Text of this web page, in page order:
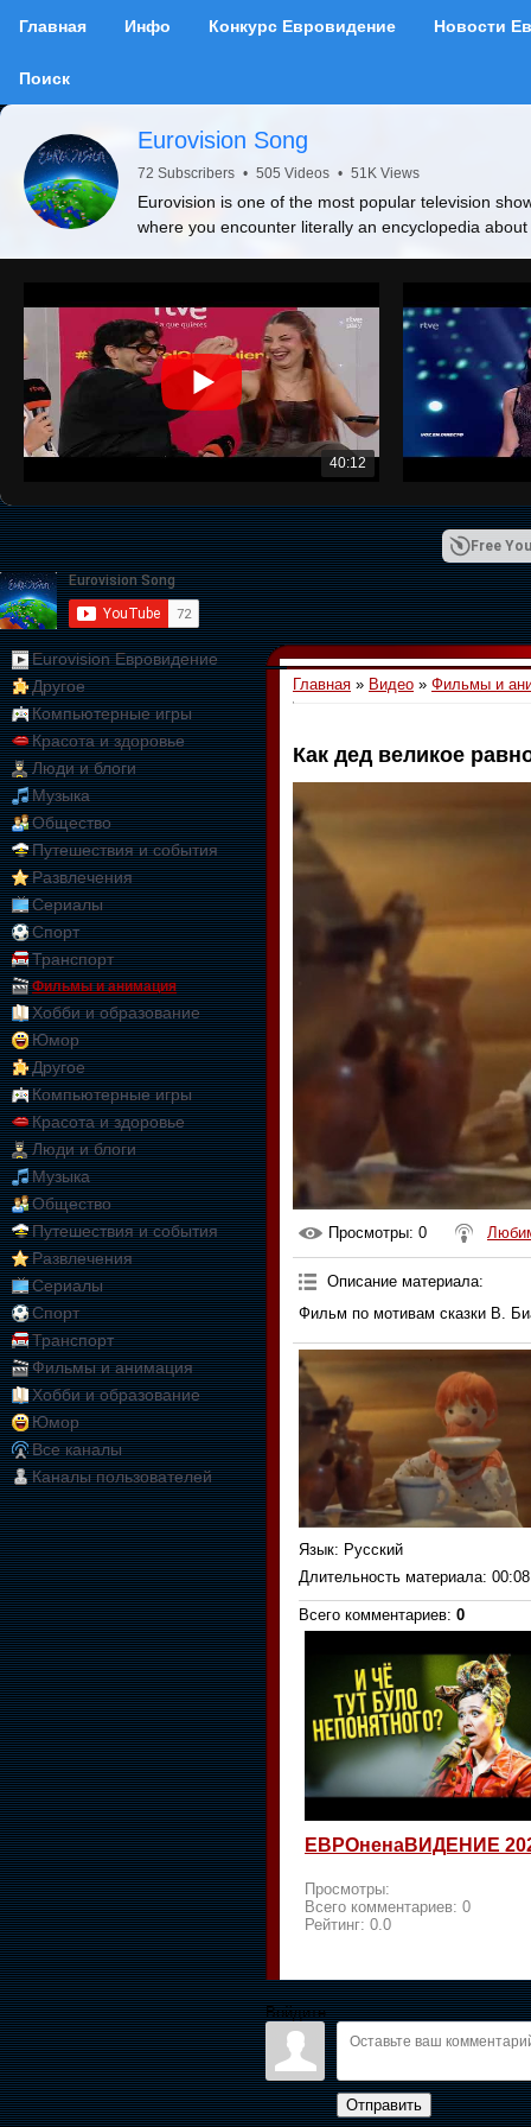
Главная Инфо Конкурс Евровидение Новости
Поиск
Eurovision Song
72 Subscribers • 505 Videos • 51K Views
Eurovision is one of the most popular television
where you encounter literally an encyclopedia
40:12
Free
Eurovision Евровидение
Другое
Компьютерные игры
Красота и здоровье
Люди и блоги
Музыка
Общество
Путешествия и события
Развлечения
Сериалы
Спорт
Транспорт
Фильмы и анимация
Хобби и образование
Юмор
Другое
Компьютерные игры
Красота и здоровье
Люди и блоги
Музыка
Общество
Путешествия и события
Развлечения
Сериалы
Спорт
Транспорт
Фильмы и анимация
Хобби и образование
Юмор
Все каналы
Каналы пользователей
Главная » Видео » Фильмы и
Как дед великое
Просмотры: 0
Описание материала:
Фильм по мотивам сказки В.
Язык: Русский
Длительность материала:
Всего комментариев: 0
ЕВРОненаВИДЕНИЕ
Просмотры:
Всего комментариев: 0
Рейтинг: 0.0
Войдите:
Отправить